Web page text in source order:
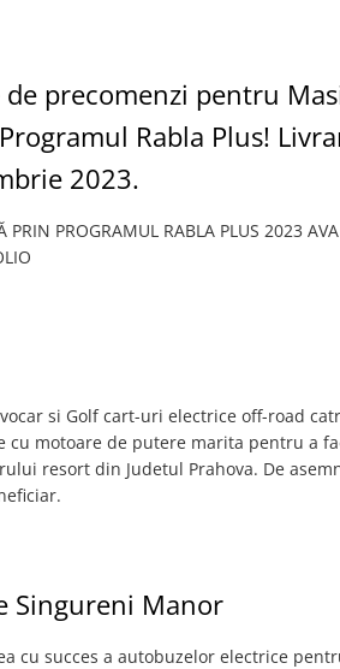
precomenzi pentru
Rabla Plus!
2023.
PROGRAMUL RABLA PLUS 2023
si Golf cart-uri electrice off-road
cu motoare de putere marita pentru a
resort din Judetul Prahova. De
Singureni Manor
cu succes a autobuzelor electrice